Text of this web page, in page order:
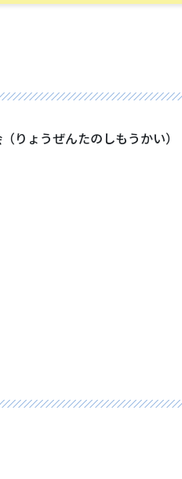
りょうぜんたのしもうかい）